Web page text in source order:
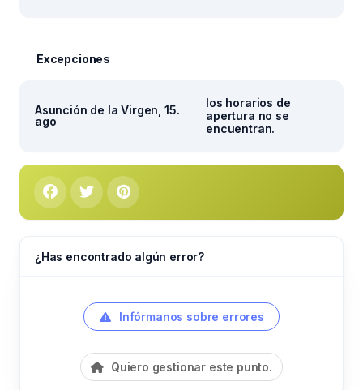
Excepciones
Asunción de la Virgen, 15.
ago
los horarios de
apertura no se
encuentran.
¿Has encontrado algún error?
Infórmanos sobre errores
Quiero gestionar este punto.